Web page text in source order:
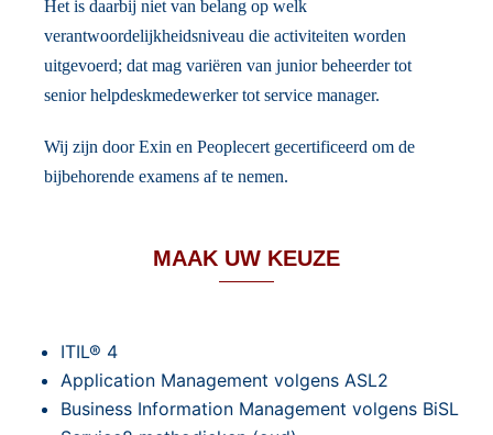
Het is daarbij niet van belang op welk
verantwoordelijkheidsniveau die activiteiten worden
uitgevoerd; dat mag variëren van junior beheerder tot
senior helpdeskmedewerker tot service manager.
Wij zijn door Exin en Peoplecert gecertificeerd om de
bijbehorende examens af te nemen.
MAAK UW KEUZE
ITIL® 4
Application Management volgens ASL2
Business Information Management volgens BiSL